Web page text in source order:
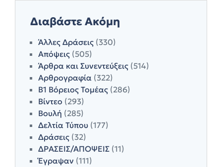
Διαβάστε Ακόμη
Άλλες Δράσεις (330)
Απόψεις (505)
Άρθρα και Συνεντεύξεις (514)
Αρθρογραφία (322)
Β1 Βόρειος Τομέας (286)
Βίντεο (293)
Βουλή (285)
Δελτία Τύπου (177)
Δράσεις (32)
ΔΡΑΣΕΙΣ/ΑΠΟΨΕΙΣ (11)
Έγραψαν (111)